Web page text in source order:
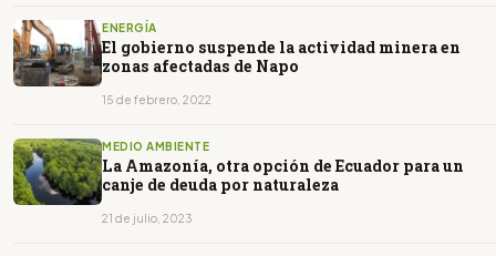
ENERGÍA
El gobierno suspende la actividad minera en
zonas afectadas de Napo
15 de febrero, 2022
MEDIO AMBIENTE
La Amazonía, otra opción de Ecuador para un
canje de deuda por naturaleza
21 de julio, 2023